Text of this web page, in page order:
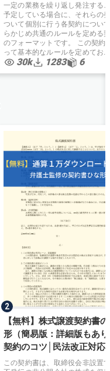
一定の業務を繰り返し発注する
予定している場合に、それらの
ついて個別に行う各契約につい
らかじめ共通のルールを定める
のフォーマットです。 この契約
って基本的なルールを定めてお...
30k 1283 6
【無料】株式譲渡契約書
形（簡易版：詳細版もあ
契約のコツ│民法改正対応
この契約書は、取締役会非設置